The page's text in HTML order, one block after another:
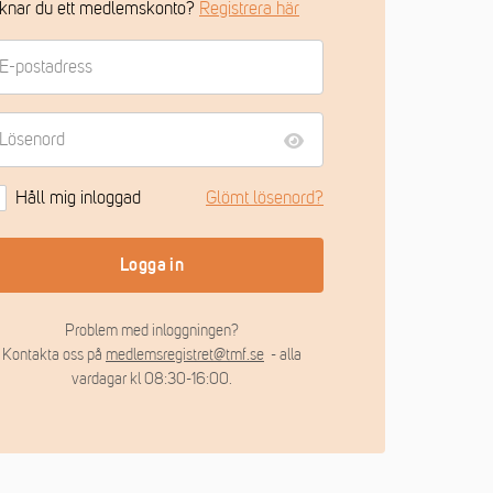
du ett medlemskonto? Registrera här
Håll mig inloggad Glömt lösenord?
Logga in
Problem med inloggningen?
Kontakta oss på medlemsregistret@tmf.se - alla
vardagar kl 08:30-16:00.